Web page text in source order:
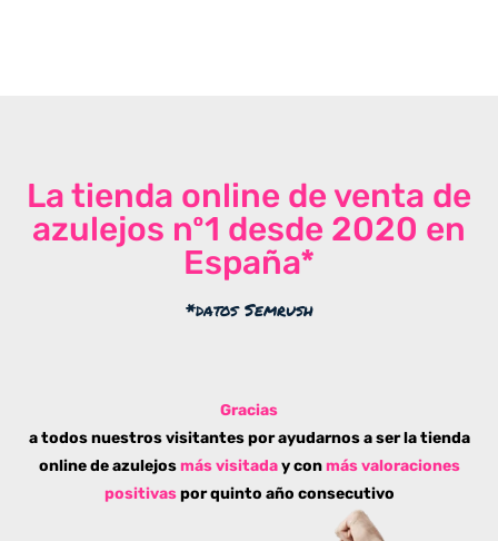
La tienda online de venta de
azulejos nº1 desde 2020 en
España*
*datos Semrush
Gracias
a todos nuestros visitantes por ayudarnos a ser la tienda
online de azulejos más visitaday conmás valoraciones
positivaspor quinto año consecutivo